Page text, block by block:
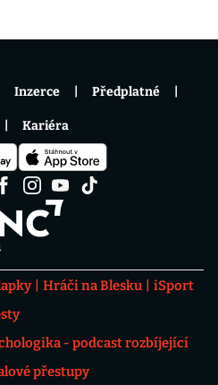
Hráči na Blesku
iSport
- podcast rozbíjející
přestupy
Inzerce Předplatné
Kariéra